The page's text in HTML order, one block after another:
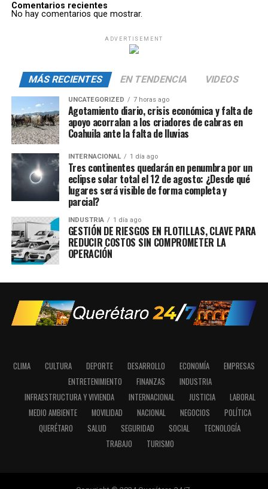
Comentarios recientes
No hay comentarios que mostrar.
ADVERTISEMENT
MÁS RECIENTES EN TENDENCIA VIDEOS
UNCATEGORIZED 7 horas ago
Agotamiento diario, crisis económica y falta de
apoyo acorralan a los criadores de cabras en
Coahuila ante la falta de lluvias
INTERNACIONAL 1 día ago
Tres continentes quedarán en penumbra por un
eclipse solar total el 12 de agosto: ¿Desde qué
lugares será visible de forma completa y
parcial?
INDUSTRIA 1 día ago
GESTIÓN DE RIESGOS EN FLOTILLAS, CLAVE PARA
REDUCIR COSTOS SIN COMPROMETER LA
OPERACIÓN
CLIMA CULTURA DEPORTE DESARROLLO ECONOMÍA
EMPRESAS
ENTRETENIMIENTO
FINANZAS
INDUSTRIA
INFRAESTRUCTURA Y VIVIENDA
INTERNACIONAL JUSTICIA
LABORAL
MEDIO AMBIENTE
MOVILIDAD NACIONAL NEGOCIOS
POLÍTICA
QUERÉTARO
SALUD SEGURIDAD SOCIAL
TECNOLOGÍA
TRABAJO
TURISMO